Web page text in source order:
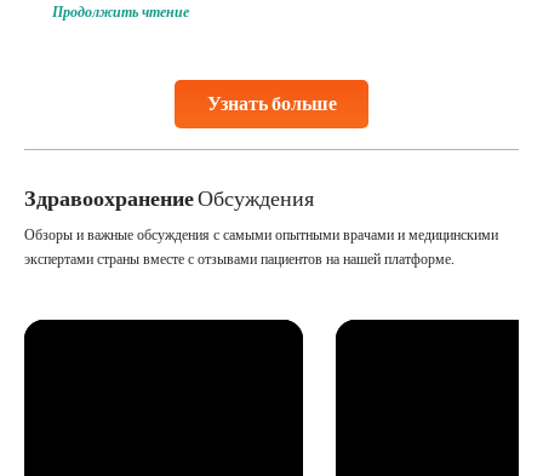
Узнать больше
challenges and help couples achieve their dream of
collected, they process the
Продолжить чтение
ЗдравоохранениеОбсуждения
Обзоры и важные обсуждения с самыми опытными врачами и медицинскими
экспертами страны вместе с отзывами пациентов на нашей платформе.